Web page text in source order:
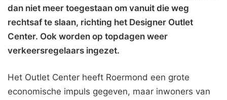
dan niet meer toegestaan om vanuit die weg
rechtsaf te slaan, richting het Designer Outlet
Center. Ook worden op topdagen weer
verkeersregelaars ingezet.
Het Outlet Center heeft Roermond een grote
economische impuls gegeven, maar inwoners van